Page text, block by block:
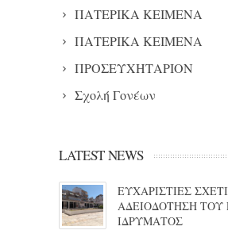
ΠΑΤΕΡΙΚΑ ΚΕΙΜΕΝΑ
ΠΑΤΕΡΙΚΑ ΚΕΙΜΕΝΑ
ΠΡΟΣΕΥΧΗΤΑΡΙΟΝ
Σχολή Γονέων
LATEST NEWS
ΕΥΧΑΡΙΣΤΙΕΣ
ΑΔΕΙΟΔΟΤΗΣΗ ΤΟΥ
ΙΔΡΥΜΑΤΟΣ